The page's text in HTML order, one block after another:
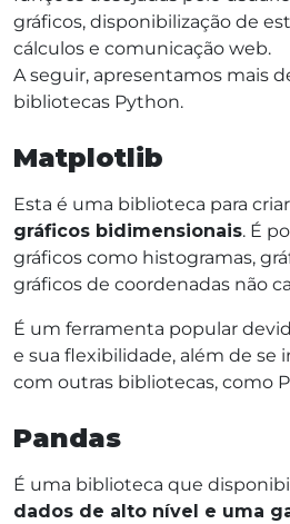
gráficos, disponibilização de
cálculos e comunicação web.
A seguir, apresentamos mais
bibliotecas Python.
Matplotlib
Esta é uma biblioteca para criar
gráficos bidimensionais. É
gráficos como histogramas,
gráficos de coordenadas não
É um ferramenta popular
e sua flexibilidade, além de se
com outras bibliotecas, como
Pandas
É uma biblioteca que
dados de alto nível e uma